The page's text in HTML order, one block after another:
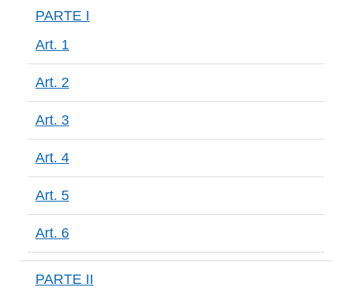
PARTE I
Art. 1
Art. 2
Art. 3
Art. 4
Art. 5
Art. 6
PARTE II